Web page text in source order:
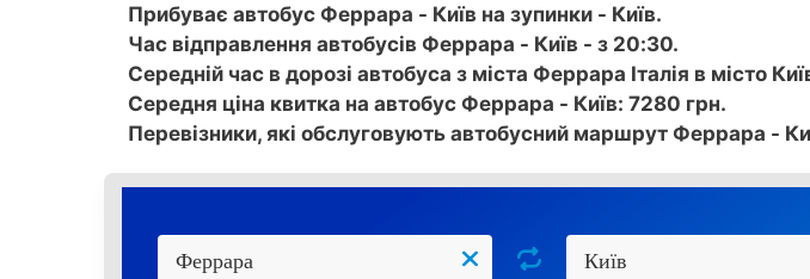
Прибуває автобус Феррара - Київ на зупинки - Київ.
Час відправлення автобусів Феррара - Київ - з 20:30.
Середній час в дорозі автобуса з міста Феррара Італія в місто
Середня ціна квитка на автобус Феррара - Київ: 7280 грн.
Перевізники, які обслуговують автобусний маршрут Феррара -